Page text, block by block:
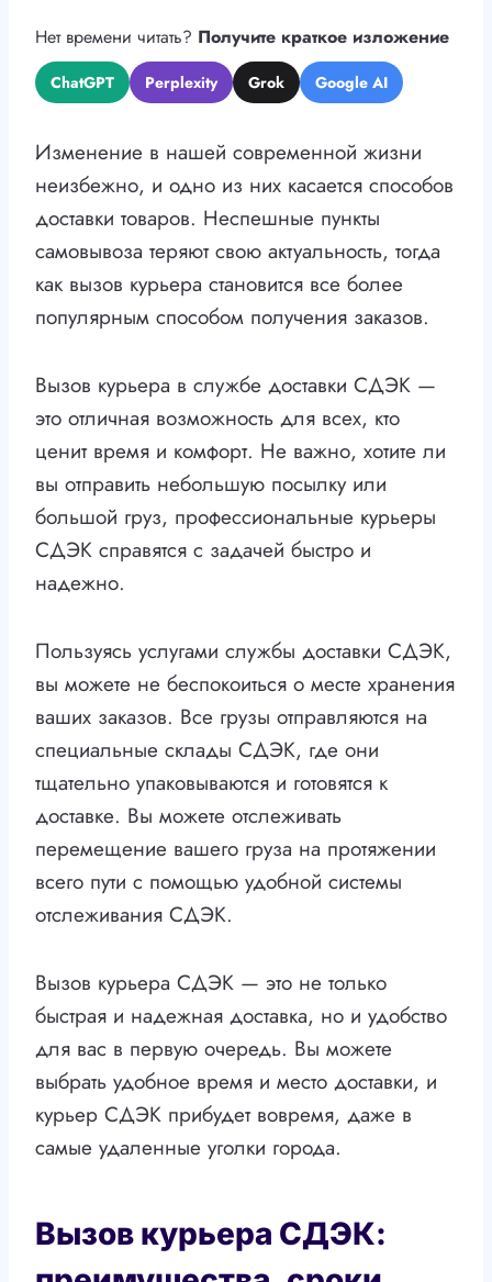
Нет времени читать? Получите краткое изложение
ChatGPT Perplexity Grok Google AI
Изменение в нашей современной жизни
неизбежно, и одно из них касается способов
доставки товаров. Неспешные пункты
самовывоза теряют свою актуальность, тогда
как вызов курьера становится все более
популярным способом получения заказов.
Вызов курьера в службе доставки СДЭК —
это отличная возможность для всех, кто
ценит время и комфорт. Не важно, хотите ли
вы отправить небольшую посылку или
большой груз, профессиональные курьеры
СДЭК справятся с задачей быстро и
надежно.
Пользуясь услугами службы доставки СДЭК,
вы можете не беспокоиться о месте хранения
ваших заказов. Все грузы отправляются на
специальные склады СДЭК, где они
тщательно упаковываются и готовятся к
доставке. Вы можете отслеживать
перемещение вашего груза на протяжении
всего пути с помощью удобной системы
отслеживания СДЭК.
Вызов курьера СДЭК — это не только
быстрая и надежная доставка, но и удобство
для вас в первую очередь. Вы можете
выбрать удобное время и место доставки, и
курьер СДЭК прибудет вовремя, даже в
самые удаленные уголки города.
Вызов курьера СДЭК: